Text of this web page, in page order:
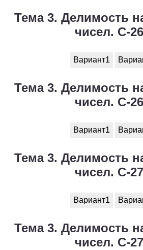
Тема 3. Делимость
чисел. С-
Вариант1
Тема 3. Делимость
чисел. С-
Вариант1
Тема 3. Делимость
чисел. С-
Вариант1
Тема 3. Делимость
чисел. С-